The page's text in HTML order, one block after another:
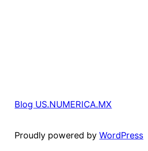
Blog US.NUMERICA.MX
Proudly powered byWordPress